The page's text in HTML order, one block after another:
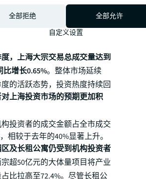
年下半年二手住宅价格有望进
度，上海大宗交易总成交量达到
比增长0.65%。整体市场延续
的活跃态势，投资热度持续回
上海投资市场的预期更加积
投资者的成交金额占全市成交
相较于去年的40%显著上升。
及长租公寓仍受到机构投资者
超50亿元的大体量项目将产业
比拉高至72.4%。尽管长租公
全部拒绝
全部允许
自定义设置